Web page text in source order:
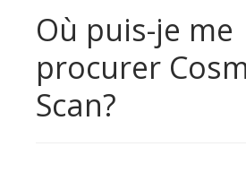
Où puis-je me
procurer
Scan?